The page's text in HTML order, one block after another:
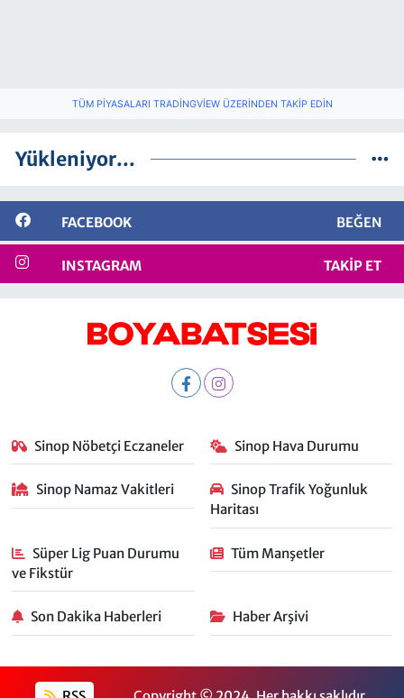
TÜM PIYASALARI TRADINGVIEW ÜZERINDEN TAKIP EDIN
Yükleniyor...
FACEBOOK BEĞEN
INSTAGRAM TAKIP ET
Sinop Nöbetçi Eczaneler Sinop Hava Durumu
Sinop Namaz Vakitleri
Sinop Trafik Yoğunluk
Haritası
Süper Lig Puan Durumu
ve Fikstür
Tüm Manşetler
Son Dakika Haberleri Haber Arşivi